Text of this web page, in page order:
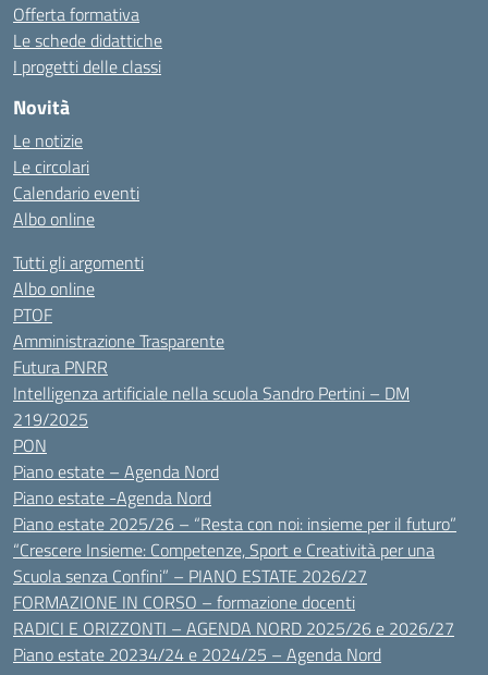
Offerta formativa
Le schede didattiche
I progetti delle classi
Novità
Le notizie
Le circolari
Calendario eventi
Albo online
Tutti gli argomenti
Albo online
PTOF
Amministrazione Trasparente
Futura PNRR
Intelligenza artificiale nella scuola Sandro Pertini – DM
219/2025
PON
Piano estate – Agenda Nord
Piano estate -Agenda Nord
Piano estate 2025/26 – “Resta con noi: insieme per il futuro”
“Crescere Insieme: Competenze, Sport e Creatività per una
Scuola senza Confini” – PIANO ESTATE 2026/27
FORMAZIONE IN CORSO – formazione docenti
RADICI E ORIZZONTI – AGENDA NORD 2025/26 e 2026/27
Piano estate 20234/24 e 2024/25 – Agenda Nord